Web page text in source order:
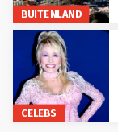
BUITENLAND
CELEBS